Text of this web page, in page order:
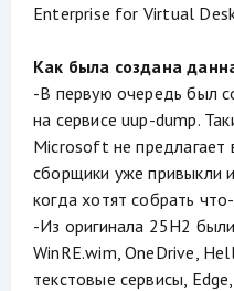
Enterprise for Virtual
Как была создана
-В первую очередь был
на сервисе uup-dump.
Microsoft не предлагает
сборщики уже привыкли
когда хотят собрать
-Из оригинала 25H2
WinRE.wim, OneDrive,
текстовые сервисы,